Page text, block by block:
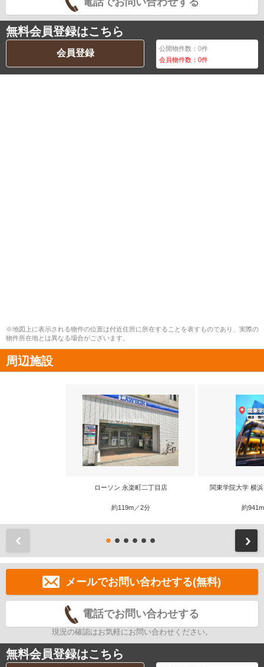
無料会員登録はこちら
会員登録 公開物件数：0件
会員物件数：0件
※地図上に表示される物件の位置は付近住所に所在することを表すものであり、実際の
物件所在地とは異なる場合がございます。
周辺施設
ローソン 永楽町二丁目店
約119m／2分
関東学院大学 横
約
メールでお問い合わせする(無料)
電話でお問い合わせする
現況の確認はお気軽にお問い合わせください。
無料会員登録はこちら